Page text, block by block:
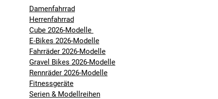
Damenfahrrad
Herrenfahrrad
Cube 2026-Modelle
E-Bikes 2026-Modelle
Fahrräder 2026-Modelle
Gravel Bikes 2026-Modelle
Rennräder 2026-Modelle
Fitnessgeräte
Serien & Modellreihen